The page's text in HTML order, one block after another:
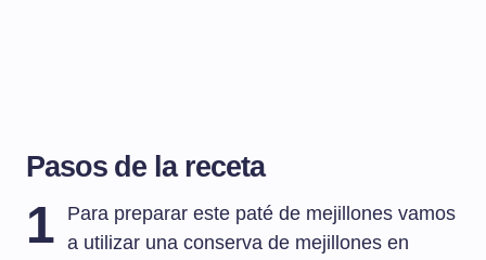
Pasos de la receta
1
Para preparar este paté de mejillones vamos
a utilizar una conserva de mejillones en